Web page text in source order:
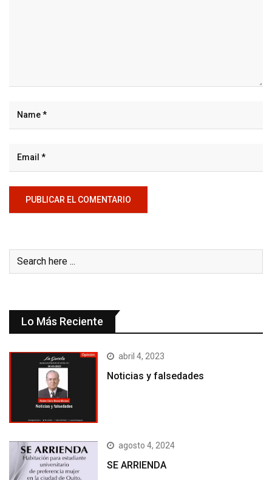
Lo Más Reciente
abril 4, 2023
Noticias y falsedades
agosto 4, 2024
SE ARRIENDA